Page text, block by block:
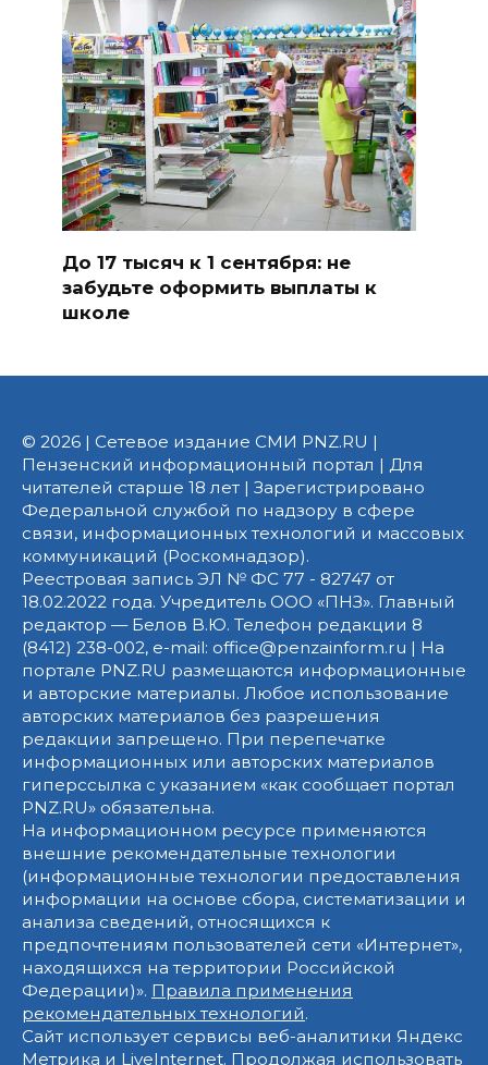
До 17 тысяч к 1 сентября: не
забудьте оформить выплаты к
школе
© 2026 | Сетевое издание СМИ PNZ.RU |
Пензенский информационный портал | Для
читателей старше 18 лет | Зарегистрировано
Федеральной службой по надзору в сфере
связи, информационных технологий и массовых
коммуникаций (Роскомнадзор).
Реестровая запись ЭЛ № ФС 77 - 82747 от
18.02.2022 года. Учредитель ООО «ПНЗ». Главный
редактор — Белов В.Ю. Телефон редакции 8
(8412) 238-002, e-mail: office@penzainform.ru | На
портале PNZ.RU размещаются информационные
и авторские материалы. Любое использование
авторских материалов без разрешения
редакции запрещено. При перепечатке
информационных или авторских материалов
гиперссылка с указанием «как сообщает портал
PNZ.RU» обязательна.
На информационном ресурсе применяются
внешние рекомендательные технологии
(информационные технологии предоставления
информации на основе сбора, систематизации и
анализа сведений, относящихся к
предпочтениям пользователей сети «Интернет»,
находящихся на территории Российской
Федерации)». Правила применения
рекомендательных технологий.
Сайт использует сервисы веб-аналитики Яндекс
Метрика и LiveInternet. Продолжая использовать